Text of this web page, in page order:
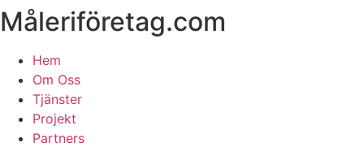
Skip
to
content
Måleriföretag.com
Hem
Om Oss
Tjänster
Projekt
Partners